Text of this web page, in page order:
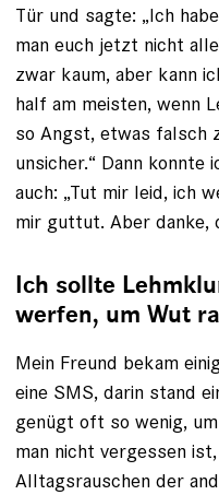
Tür und sagte: „Ich
man euch jetzt nicht
zwar kaum, aber kann
half am meisten, wenn
so Angst, etwas falsch
unsicher.“ Dann
auch: „Tut mir leid, ich
mir guttut. Aber danke,
Ich sollte
werfen, um Wut
Mein Freund bekam
eine SMS, darin stand
genügt oft so ­wenig,
man nicht vergessen
Alltagsrauschen der